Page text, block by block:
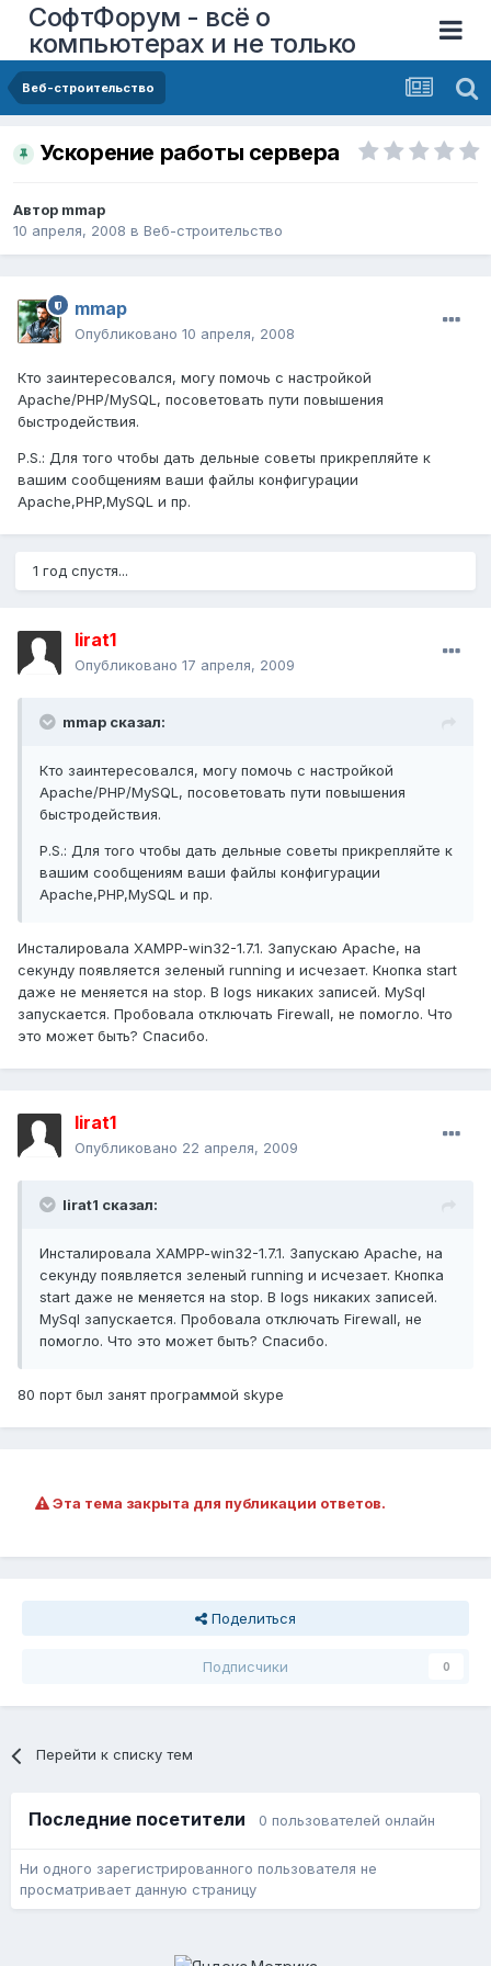
СофтФорум - всё о
компьютерах и не только
Веб-строительство
Ускорение работы сервера
Автор mmap
10 апреля, 2008 в Веб-строительство
mmap
Опубликовано 10 апреля, 2008
Кто заинтересовался, могу помочь с настройкой
Apache/PHP/MySQL, посоветовать пути повышения
быстродействия.
P.S.: Для того чтобы дать дельные советы прикрепляйте к
вашим сообщениям ваши файлы конфигурации
Apache,PHP,MySQL и пр.
1 год спустя...
lirat1
Опубликовано 17 апреля, 2009
mmap сказал:
Кто заинтересовался, могу помочь с настройкой
Apache/PHP/MySQL, посоветовать пути повышения
быстродействия.
P.S.: Для того чтобы дать дельные советы прикрепляйте к
вашим сообщениям ваши файлы конфигурации
Apache,PHP,MySQL и пр.
Инсталировала XAMPP-win32-1.7.1. Запускаю Apache, на
секунду появляется зеленый running и исчезает. Кнопка start
даже не меняется на stop. В logs никаких записей. MySql
запускается. Пробовала отключать Firewall, не помогло. Что
это может быть? Спасибо.
lirat1
Опубликовано 22 апреля, 2009
lirat1 сказал:
Инсталировала XAMPP-win32-1.7.1. Запускаю Apache, на
секунду появляется зеленый running и исчезает. Кнопка
start даже не меняется на stop. В logs никаких записей.
MySql запускается. Пробовала отключать Firewall, не
помогло. Что это может быть? Спасибо.
80 порт был занят программой skype
Эта тема закрыта для публикации ответов.
Поделиться
Подписчики 0
Перейти к списку тем
Последние посетители 0 пользователей онлайн
Ни одного зарегистрированного пользователя не
просматривает данную страницу